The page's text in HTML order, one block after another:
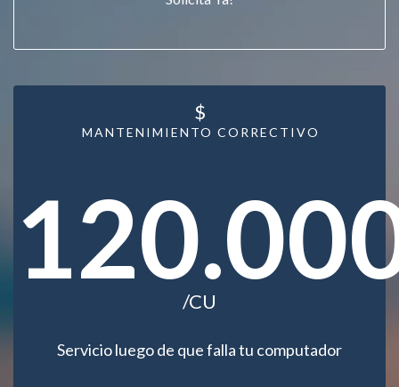
MANTENIMIENTO CORRECTIVO
$
/CU
Servicio luego de que falla tu computador